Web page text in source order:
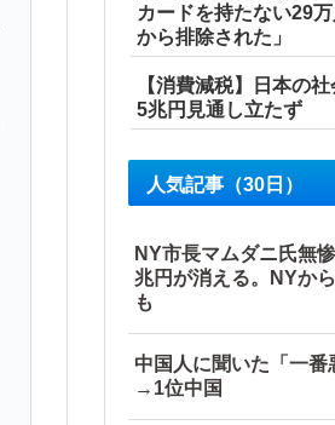
カードを持たない29
から排除された」
【消費減税】日本の
5兆円見通し立たず
人気記事（30日）
NY市長マムダニ氏無
兆円が消える。NYか
も
中国人に聞いた「一
→1位中国